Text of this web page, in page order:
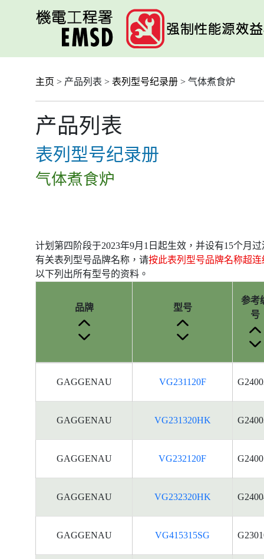
主页 > 产品列表 > 表列型号纪录册 > 气体煮食炉
产品列表
表列型号纪录册
气体煮食炉
计划第四阶段于2023年9月1日起生效，并设有15个月
有关表列型号品牌名称，请按此表列型号品牌名称超连
以下列出所有型号的资料。
能
品牌 型号
参考
号
GAGGENAU VG231120F
GAGGENAU VG231320HK
GAGGENAU VG232120F
GAGGENAU VG232320HK
GAGGENAU VG415315SG